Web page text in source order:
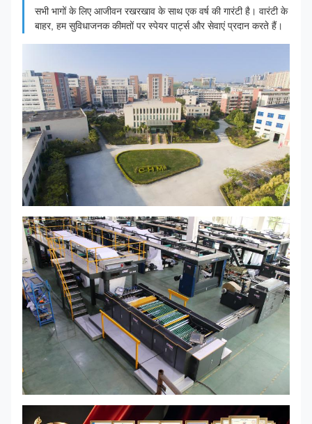
सभी भागों के लिए आजीवन रखरखाव के साथ एक वर्ष की गारंटी है। वारंटी के
बाहर, हम सुविधाजनक कीमतों पर स्पेयर पार्ट्स और सेवाएं प्रदान करते हैं।